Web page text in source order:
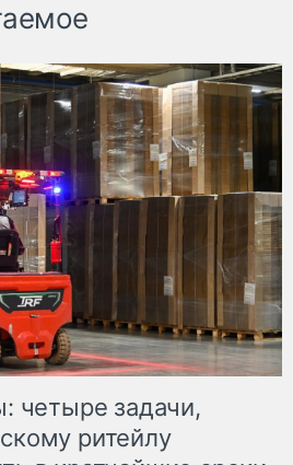
четыре задачи,
ритейлу